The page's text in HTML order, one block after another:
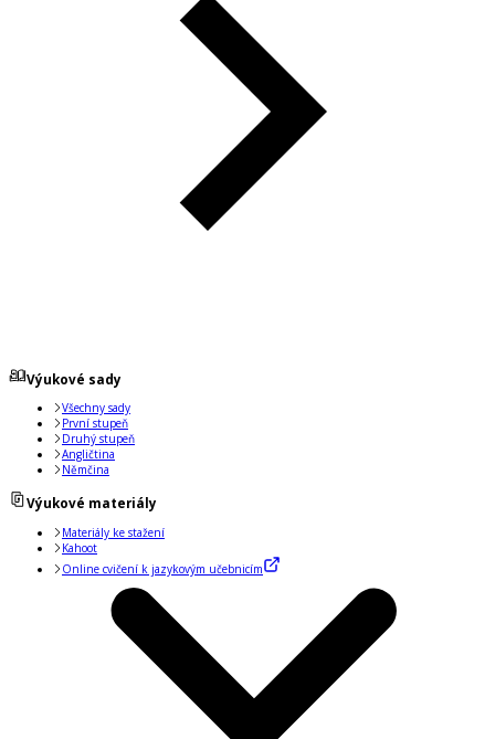
Výukové sady
Všechny sady
První stupeň
Druhý stupeň
Angličtina
Němčina
Výukové materiály
Materiály ke stažení
Kahoot
Online cvičení k jazykovým učebnicím